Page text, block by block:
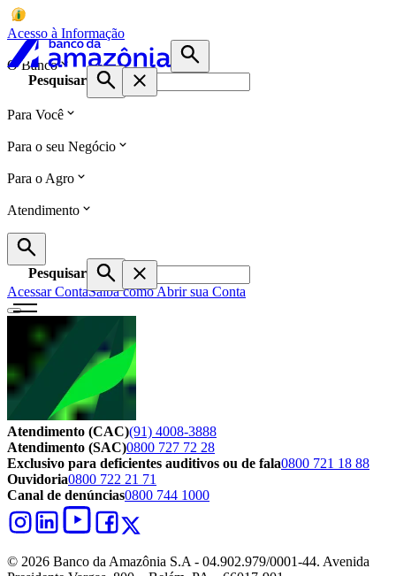
Acesso à Informação
O Banco
Pesquisar
Para Você
Para o seu Negócio
Para o Agro
Atendimento
Pesquisar
Acessar ContaSaiba como Abrir sua Conta
Atendimento (CAC)(91) 4008-3888
Atendimento (SAC)0800 727 72 28
Exclusivo para deficientes auditivos ou de fala0800 721 18 88
Ouvidoria0800 722 21 71
Canal de denúncias0800 744 1000
© 2026 Banco da Amazônia S.A - 04.902.979/0001‐44. Avenida